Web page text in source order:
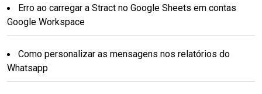
Erro ao carregar a Stract no Google Sheets em contas
Google Workspace
Como personalizar as mensagens nos relatórios do
Whatsapp